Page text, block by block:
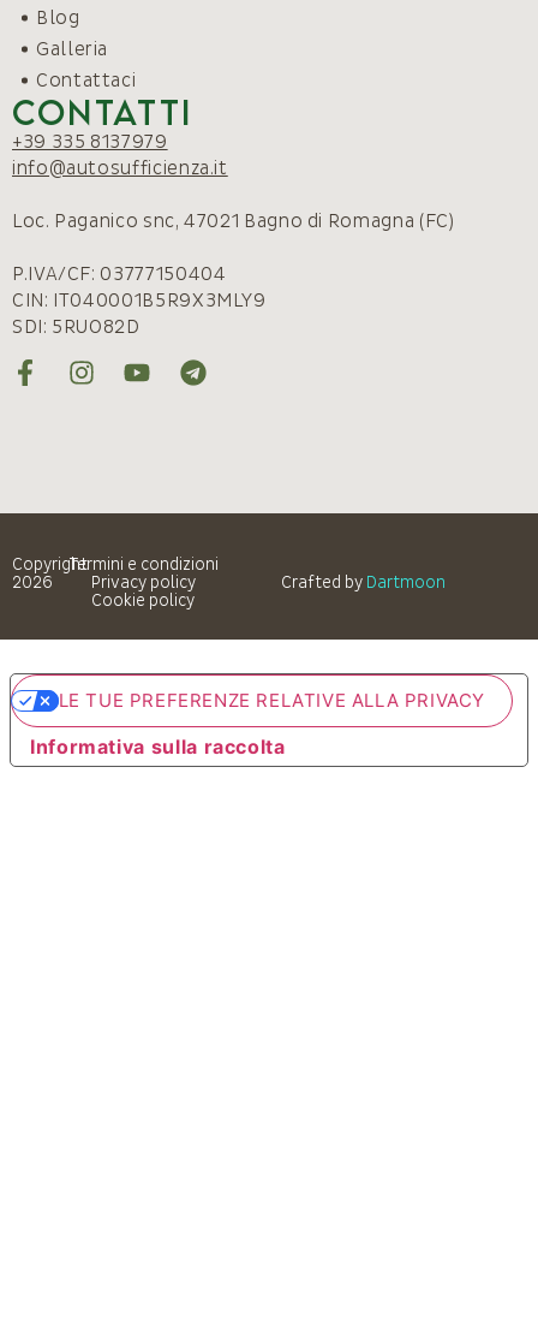
Blog
Galleria
Contattaci
Contatti
+39 335 8137979
info@autosufficienza.it
Loc. Paganico snc, 47021 Bagno di Romagna (FC)
P.IVA/CF: 03777150404
CIN: IT040001B5R9X3MLY9
SDI: 5RUO82D
Copyright
2026
Termini e condizioni
Privacy policy
Cookie policy
Crafted by Dartmoon
Informativa sulla raccolta
LE TUE PREFERENZE RELATIVE ALLA PRIVACY